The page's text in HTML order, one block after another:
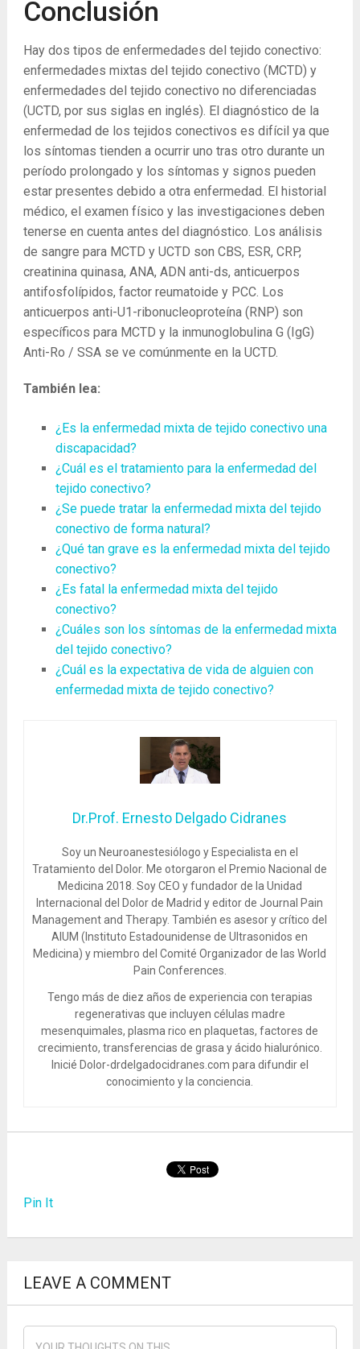
Conclusión
Hay dos tipos de enfermedades del tejido conectivo:
enfermedades mixtas del tejido conectivo (MCTD) y
enfermedades del tejido conectivo no diferenciadas
(UCTD, por sus siglas en inglés). El diagnóstico de la
enfermedad de los tejidos conectivos es difícil ya que
los síntomas tienden a ocurrir uno tras otro durante un
período prolongado y los síntomas y signos pueden
estar presentes debido a otra enfermedad. El historial
médico, el examen físico y las investigaciones deben
tenerse en cuenta antes del diagnóstico. Los análisis
de sangre para MCTD y UCTD son CBS, ESR, CRP,
creatinina quinasa, ANA, ADN anti-ds, anticuerpos
antifosfolípidos, factor reumatoide y PCC. Los
anticuerpos anti-U1-ribonucleoproteína (RNP) son
específicos para MCTD y la inmunoglobulina G (IgG)
Anti-Ro / SSA se ve comúnmente en la UCTD.
También lea:
¿Es la enfermedad mixta de tejido conectivo una
discapacidad?
¿Cuál es el tratamiento para la enfermedad del
tejido conectivo?
¿Se puede tratar la enfermedad mixta del tejido
conectivo de forma natural?
¿Qué tan grave es la enfermedad mixta del tejido
conectivo?
¿Es fatal la enfermedad mixta del tejido
conectivo?
¿Cuáles son los síntomas de la enfermedad mixta
del tejido conectivo?
¿Cuál es la expectativa de vida de alguien con
enfermedad mixta de tejido conectivo?
Dr.Prof. Ernesto Delgado Cidranes
Soy un Neuroanestesiólogo y Especialista en el
Tratamiento del Dolor. Me otorgaron el Premio Nacional de
Medicina 2018. Soy CEO y fundador de la Unidad
Internacional del Dolor de Madrid y editor de Journal Pain
Management and Therapy. También es asesor y crítico del
AIUM (Instituto Estadounidense de Ultrasonidos en
Medicina) y miembro del Comité Organizador de las World
Pain Conferences.
Tengo más de diez años de experiencia con terapias
regenerativas que incluyen células madre
mesenquimales, plasma rico en plaquetas, factores de
crecimiento, transferencias de grasa y ácido hialurónico.
Inicié Dolor-drdelgadocidranes.com para difundir el
conocimiento y la conciencia.
Pin It
LEAVE A COMMENT